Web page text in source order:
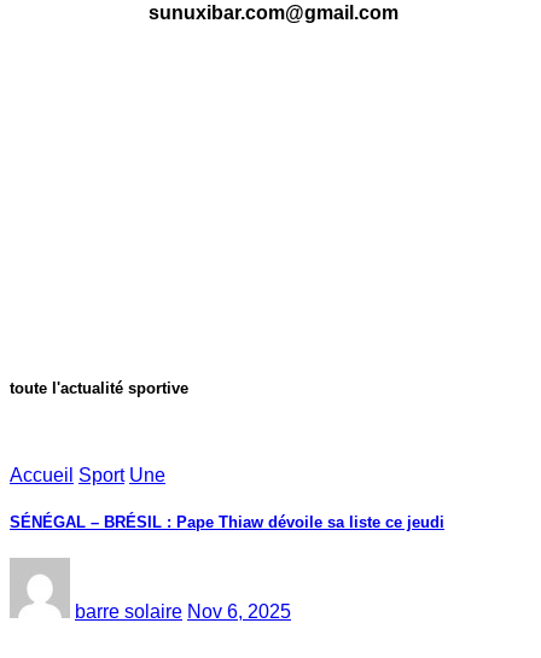
sunuxibar.com@gmail.com
toute l'actualité sportive
Accueil Sport Une
SÉNÉGAL – BRÉSIL : Pape Thiaw dévoile sa liste ce jeudi
barre solaire Nov 6, 2025